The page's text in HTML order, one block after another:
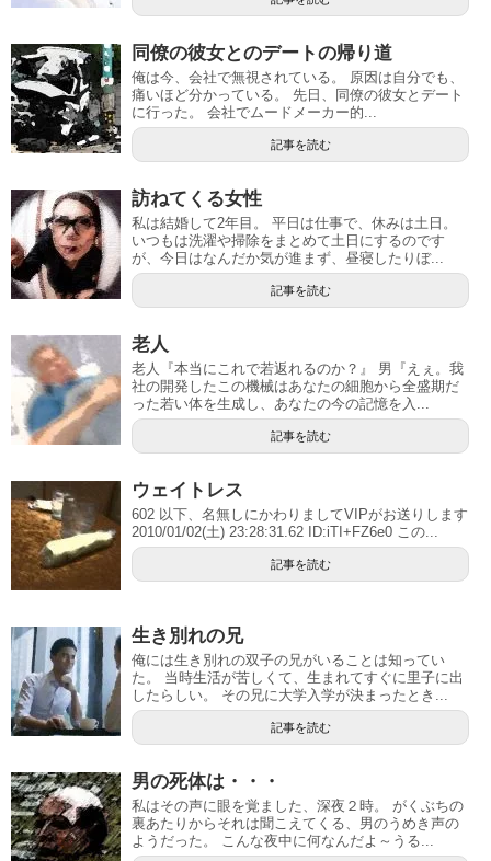
同僚の彼女とのデートの帰り道
俺は今、会社で無視されている。 原因は自分でも、
痛いほど分かっている。 先日、同僚の彼女とデート
に行った。 会社でムードメーカー的...
記事を読む
訪ねてくる女性
私は結婚して2年目。 平日は仕事で、休みは土日。
いつもは洗濯や掃除をまとめて土日にするのです
が、今日はなんだか気が進まず、昼寝したりぼ...
記事を読む
老人
老人『本当にこれで若返れるのか？』 男『えぇ。我
社の開発したこの機械はあなたの細胞から全盛期だ
った若い体を生成し、あなたの今の記憶を入...
記事を読む
ウェイトレス
602 以下、名無しにかわりましてVIPがお送りします
2010/01/02(土) 23:28:31.62 ID:iTI+FZ6e0 この...
記事を読む
生き別れの兄
俺には生き別れの双子の兄がいることは知ってい
た。 当時生活が苦しくて、生まれてすぐに里子に出
したらしい。 その兄に大学入学が決まったとき...
記事を読む
男の死体は・・・
私はその声に眼を覚ました、深夜２時。 がくぶちの
裏あたりからそれは聞こえてくる、男のうめき声の
ようだった。 こんな夜中に何なんだよ～うる...